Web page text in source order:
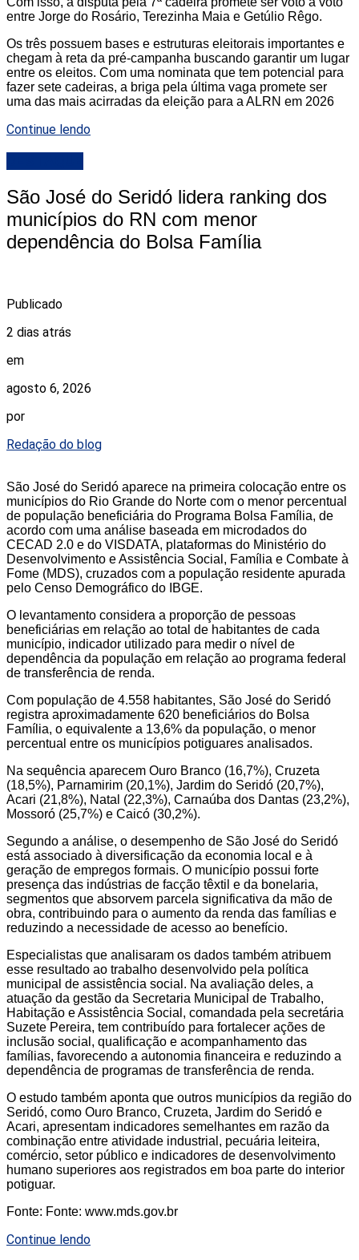
entre Jorge do Rosário, Terezinha Maia e Getúlio Rêgo.
Os três possuem bases e estruturas eleitorais importantes e
chegam à reta da pré-campanha buscando garantir um lugar
entre os eleitos. Com uma nominata que tem potencial para
fazer sete cadeiras, a briga pela última vaga promete ser
uma das mais acirradas da eleição para a ALRN em 2026
Continue lendo
São José do Seridó lidera ranking dos
municípios do RN com menor
dependência do Bolsa Família
Publicado
2 dias atrás
em
agosto 6, 2026
por
Redação do blog
São José do Seridó aparece na primeira colocação entre os
municípios do Rio Grande do Norte com o menor percentual
de população beneficiária do Programa Bolsa Família, de
acordo com uma análise baseada em microdados do
CECAD 2.0 e do VISDATA, plataformas do Ministério do
Desenvolvimento e Assistência Social, Família e Combate à
Fome (MDS), cruzados com a população residente apurada
pelo Censo Demográfico do IBGE.
O levantamento considera a proporção de pessoas
beneficiárias em relação ao total de habitantes de cada
município, indicador utilizado para medir o nível de
dependência da população em relação ao programa federal
de transferência de renda.
Com população de 4.558 habitantes, São José do Seridó
registra aproximadamente 620 beneficiários do Bolsa
Família, o equivalente a 13,6% da população, o menor
percentual entre os municípios potiguares analisados.
Na sequência aparecem Ouro Branco (16,7%), Cruzeta
(18,5%), Parnamirim (20,1%), Jardim do Seridó (20,7%),
Acari (21,8%), Natal (22,3%), Carnaúba dos Dantas (23,2%),
Mossoró (25,7%) e Caicó (30,2%).
Segundo a análise, o desempenho de São José do Seridó
está associado à diversificação da economia local e à
geração de empregos formais. O município possui forte
presença das indústrias de facção têxtil e da bonelaria,
segmentos que absorvem parcela significativa da mão de
obra, contribuindo para o aumento da renda das famílias e
reduzindo a necessidade de acesso ao benefício.
Especialistas que analisaram os dados também atribuem
esse resultado ao trabalho desenvolvido pela política
municipal de assistência social. Na avaliação deles, a
atuação da gestão da Secretaria Municipal de Trabalho,
Habitação e Assistência Social, comandada pela secretária
Suzete Pereira, tem contribuído para fortalecer ações de
inclusão social, qualificação e acompanhamento das
famílias, favorecendo a autonomia financeira e reduzindo a
dependência de programas de transferência de renda.
O estudo também aponta que outros municípios da região do
Seridó, como Ouro Branco, Cruzeta, Jardim do Seridó e
Acari, apresentam indicadores semelhantes em razão da
combinação entre atividade industrial, pecuária leiteira,
comércio, setor público e indicadores de desenvolvimento
humano superiores aos registrados em boa parte do interior
potiguar.
Fonte: Fonte: www.mds.gov.br
Continue lendo